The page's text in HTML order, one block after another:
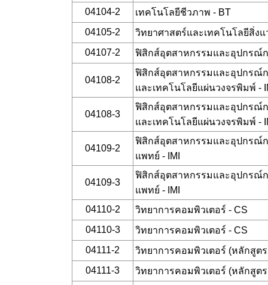
04104-2
เทคโนโลยีชีวภาพ - BT
04105-2
วิทยาศาสตร์และเทคโนโลยีสิ่ง
04107-2
ฟิสิกส์อุตสาหกรรมและอุปกรณ์
04108-2
ฟิสิกส์อุตสาหกรรมและอุปกรณ์
และเทคโนโลยีแผ่นวงจรพิมพ์ -
04108-3
ฟิสิกส์อุตสาหกรรมและอุปกรณ์
และเทคโนโลยีแผ่นวงจรพิมพ์ -
04109-2
ฟิสิกส์อุตสาหกรรมและอุปกรณ์
แพทย์ - IMI
04109-3
ฟิสิกส์อุตสาหกรรมและอุปกรณ์
แพทย์ - IMI
04110-2
วิทยาการคอมพิวเตอร์ - CS
04110-3
วิทยาการคอมพิวเตอร์ - CS
04111-2
วิทยาการคอมพิวเตอร์ (หลักสูต
04111-3
วิทยาการคอมพิวเตอร์ (หลักสูต